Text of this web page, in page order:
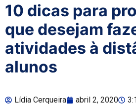
10 dicas para
que desejam
atividades à
alunos
Lídia Cerqueira abril 2, 2020